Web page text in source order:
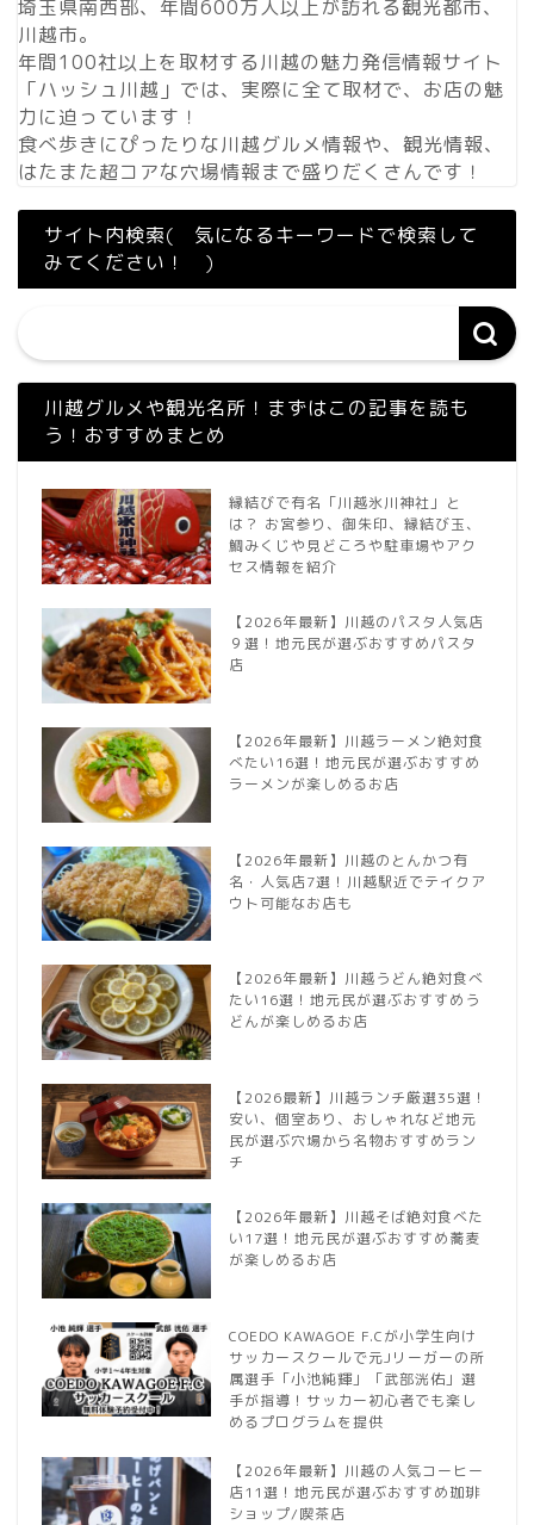
埼玉県南西部、年間600万人以上が訪れる観光都市、
川越市。
年間100社以上を取材する川越の魅力発信情報サイト
「ハッシュ川越」では、実際に全て取材で、お店の魅
力に迫っています！
食べ歩きにぴったりな川越グルメ情報や、観光情報、
はたまた超コアな穴場情報まで盛りだくさんです！
サイト内検索( 気になるキーワードで検索して
みてください！ )
川越グルメや観光名所！まずはこの記事を読も
う！おすすめまとめ
縁結びで有名「川越氷川神社」と
は？ お宮参り、御朱印、縁結び玉、
鯛みくじや見どころや駐車場やアク
セス情報を紹介
【2026年最新】川越のパスタ人気店
９選！地元民が選ぶおすすめパスタ
店
【2026年最新】川越ラーメン絶対食
べたい16選！地元民が選ぶおすすめ
ラーメンが楽しめるお店
【2026年最新】川越のとんかつ有
名・人気店7選！川越駅近でテイクア
ウト可能なお店も
【2026年最新】川越うどん絶対食べ
たい16選！地元民が選ぶおすすめう
どんが楽しめるお店
【2026最新】川越ランチ厳選35選！
安い、個室あり、おしゃれなど地元
民が選ぶ穴場から名物おすすめラン
チ
【2026年最新】川越そば絶対食べた
い17選！地元民が選ぶおすすめ蕎麦
が楽しめるお店
COEDO KAWAGOE F.Cが小学生向け
サッカースクールで元Jリーガーの所
属選手「小池純輝」「武部洸佑」選
手が指導！サッカー初心者でも楽し
めるプログラムを提供
【2026年最新】川越の人気コーヒー
店11選！地元民が選ぶおすすめ珈琲
ショップ/喫茶店